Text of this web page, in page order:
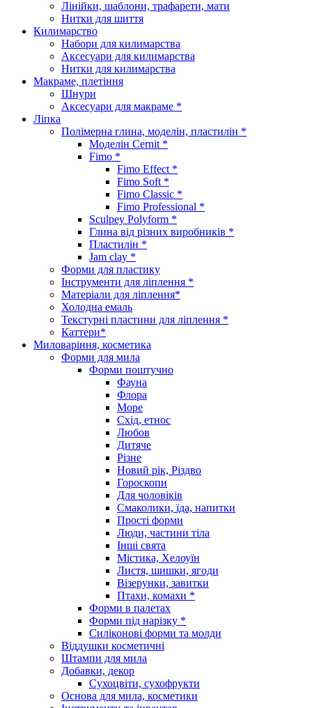
Лінійки, шаблони, трафарети, мати
Нитки для шиття
Килимарство
Набори для килимарства
Аксесуари для килимарства
Нитки для килимарства
Макраме, плетіння
Шнури
Аксесуари для макраме *
Ліпка
Полімерна глина, моделін, пластилін *
Моделін Cernit *
Fimo *
Fimo Effect *
Fimo Soft *
Fimo Classic *
Fimo Professional *
Sculpey Polyform *
Глина від різних виробників *
Пластилін *
Jam clay *
Форми для пластику
Інструменти для ліплення *
Матеріали для ліплення*
Холодна емаль
Текстурні пластини для ліплення *
Каттери*
Миловаріння, косметика
Форми для мила
Форми поштучно
Фауна
Флора
Море
Схід, етнос
Любов
Дитяче
Різне
Новий рік, Різдво
Гороскопи
Для чоловіків
Смаколики, їда, напитки
Прості форми
Люди, частини тіла
Інші свята
Містика, Хелоуїн
Листя, шишки, ягоди
Візерунки, завитки
Птахи, комахи *
Форми в палетах
Форми під нарізку *
Силіконові форми та молди
Віддушки косметичні
Штампи для мила
Добавки, декор
Сухоцвіти, сухофрукти
Основа для мила, косметики